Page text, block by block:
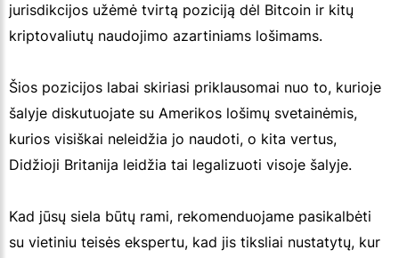
jurisdikcijos užėmė tvirtą poziciją dėl Bitcoin ir kitų
kriptovaliutų naudojimo azartiniams lošimams.
Šios pozicijos labai skiriasi priklausomai nuo to, kurioje
šalyje diskutuojate su Amerikos lošimų svetainėmis,
kurios visiškai neleidžia jo naudoti, o kita vertus,
Didžioji Britanija leidžia tai legalizuoti visoje šalyje.
Kad jūsų siela būtų rami, rekomenduojame pasikalbėti
su vietiniu teisės ekspertu, kad jis tiksliai nustatytų, kur